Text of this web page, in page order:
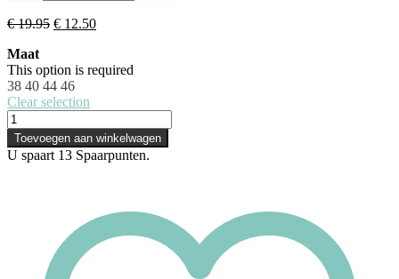
€19.95 Oorspronkelijke
€ 19.95.
€ 12.50Huidige
€ 12.50.
Maat
This option is required
38 40 44 46
Clear selection
Empreinte
Slip
-
Lana
Toevoegen aan winkelwagen
U spaart 13 Spaarpunten.